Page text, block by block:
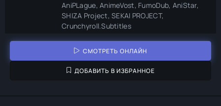
AniPLague, AnimeVost, FumoDub, AniStar,
SHIZA Project, SEKAI PROJECT,
Crunchyroll.Subtitles
СМОТРЕТЬ ОНЛАЙН
ДОБАВИТЬ В ИЗБРАННОЕ